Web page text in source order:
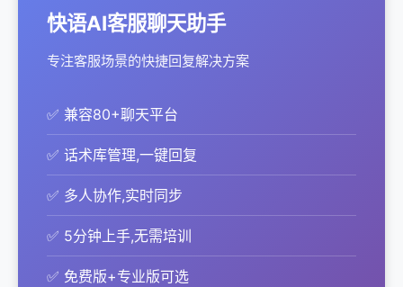
快语AI客服聊天助手
专注客服场景的快捷回复解决方案
✅ 兼容80+聊天平台
✅ 话术库管理,一键回复
✅ 多人协作,实时同步
✅ 5分钟上手,无需培训
✅ 免费版+专业版可选